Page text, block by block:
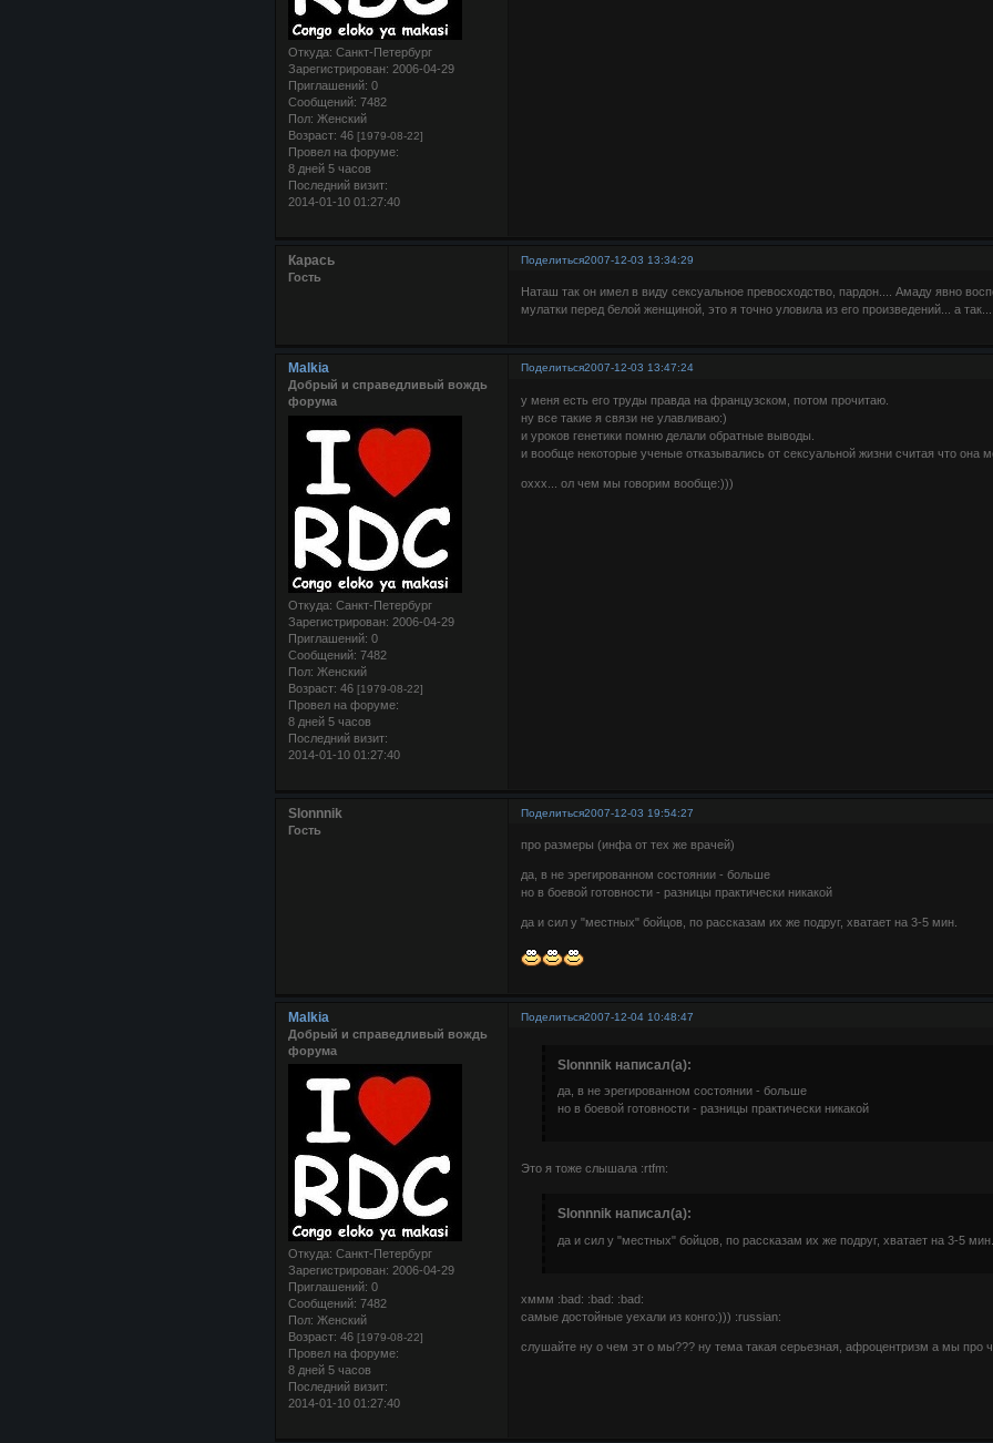
Откуда: Санкт-Петербург
Зарегистрирован: 2006-04-29
Приглашений: 0
Сообщений: 7482
Пол: Женский
Возраст: 46 [1979-08-22]
Провел на форуме:
8 дней 5 часов
Последний визит:
2014-01-10 01:27:40
Поделиться2007-12-03 13:34:29
Карась
Гость
Наташ так он имел в виду сексуальное превосходство, пардон.... Амаду явно
мулатки перед белой женщиной, это я точно уловила из его произведений... а так....
Поделиться2007-12-03 13:47:24
Malkia
Добрый и справедливый вождь
форума
Откуда: Санкт-Петербург
Зарегистрирован: 2006-04-29
Приглашений: 0
Сообщений: 7482
Пол: Женский
Возраст: 46 [1979-08-22]
Провел на форуме:
8 дней 5 часов
Последний визит:
2014-01-10 01:27:40
у меня есть его труды правда на французском, потом прочитаю.
ну все такие я связи не улавливаю:)
и уроков генетики помню делали обратные выводы.
и вообще некоторые ученые отказывались от сексуальной жизни считая что она
оххх... ол чем мы говорим вообще:)))
Поделиться2007-12-03 19:54:27
Slonnnik
Гость
про размеры (инфа от тех же врачей)
да, в не эрегированном состоянии - больше
но в боевой готовности - разницы практически никакой
да и сил у "местных" бойцов, по рассказам их же подруг, хватает на 3-5 мин.
Поделиться2007-12-04 10:48:47
Malkia
Добрый и справедливый вождь
форума
Откуда: Санкт-Петербург
Зарегистрирован: 2006-04-29
Приглашений: 0
Сообщений: 7482
Пол: Женский
Возраст: 46 [1979-08-22]
Провел на форуме:
8 дней 5 часов
Последний визит:
2014-01-10 01:27:40
Slonnnik написал(а):
да, в не эрегированном состоянии - больше
но в боевой готовности - разницы практически никакой
Это я тоже слышала :rtfm:
Slonnnik написал(а):
да и сил у "местных" бойцов, по рассказам их же подруг, хватает на 3-5 мин.
хммм :bad: :bad: :bad:
самые достойные уехали из конго:))) :russian:
слушайте ну о чем эт о мы??? ну тема такая серьезная, афроцентризм а мы про